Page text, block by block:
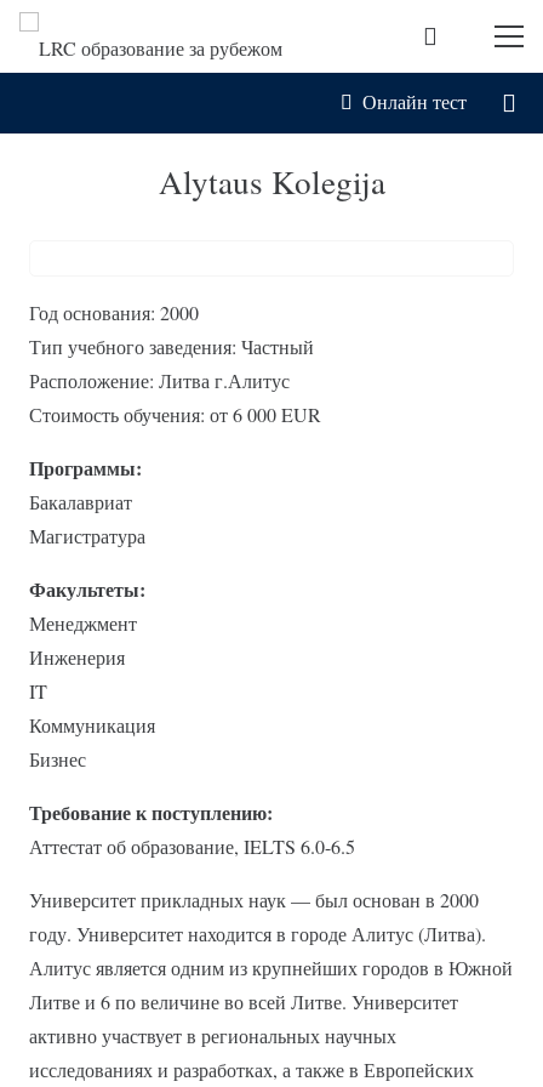
Онлайн тест
Alytaus Kolegija
Год основания: 2000
Тип учебного заведения: Частный
Расположение: Литва г.Алитус
Стоимость обучения: от 6 000 EUR
Программы:
Бакалавриат
Магистратура
Факультеты:
Менеджмент
Инженерия
IT
Коммуникация
Бизнес
Требование к поступлению:
Аттестат об образование, IELTS 6.0-6.5
Университет прикладных наук — был основан в 2000
году. Университет находится в городе Алитус (Литва).
Алитус является одним из крупнейших городов в Южной
Литве и 6 по величине во всей Литве. Университет
активно участвует в региональных научных
исследованиях и разработках, а также в Европейских